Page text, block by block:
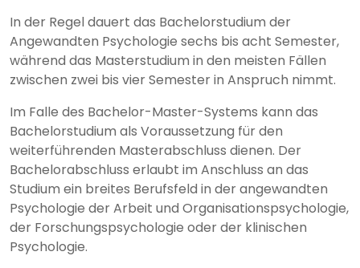
In der Regel dauert das Bachelorstudium der
Angewandten Psychologie sechs bis acht Semester,
während das Masterstudium in den meisten Fällen
zwischen zwei bis vier Semester in Anspruch nimmt.
Im Falle des Bachelor-Master-Systems kann das
Bachelorstudium als Voraussetzung für den
weiterführenden Masterabschluss dienen. Der
Bachelorabschluss erlaubt im Anschluss an das
Studium ein breites Berufsfeld in der angewandten
Psychologie der Arbeit und Organisationspsychologie,
der Forschungspsychologie oder der klinischen
Psychologie.